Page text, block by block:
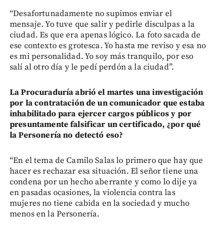
“Desafortunadamente no supimos enviar el
mensaje. Yo tuve que salir y pedirle disculpas a la
ciudad. Es que era apenas lógico. La foto sacada de
ese contexto es grotesca. Yo hasta me reviso y esa no
es mi personalidad. Yo soy más tranquilo, por eso
salí al otro día y le pedí perdón a la ciudad”.
La Procuraduría abrió el martes una investigación
por la contratación de un comunicador que estaba
inhabilitado para ejercer cargos públicos y por
presuntamente falsificar un certificado, ¿por qué
la Personería no detectó eso?
“En el tema de Camilo Salas lo primero que hay que
hacer es rechazar esa situación. El señor tiene una
condena por un hecho aberrante y como lo dije ya
en pasadas ocasiones, la violencia contra las
mujeres no tiene cabida en la sociedad y mucho
menos en la Personería.